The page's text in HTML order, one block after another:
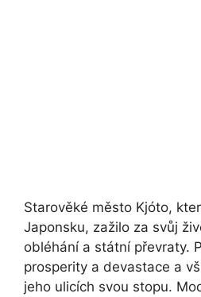
Starověké město Kjóto,
Japonsku, zažilo za svůj
obléhání a státní převraty.
prosperity a devastace a
jeho ulicích svou stopu.